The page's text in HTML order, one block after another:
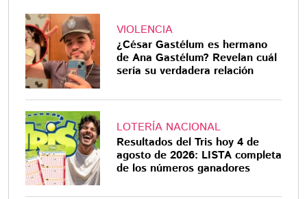
VIOLENCIA
¿César Gastélum es hermano
de Ana Gastélum? Revelan cuál
sería su verdadera relación
LOTERÍA NACIONAL
Resultados del Tris hoy 4 de
agosto de 2026: LISTA completa
de los números ganadores